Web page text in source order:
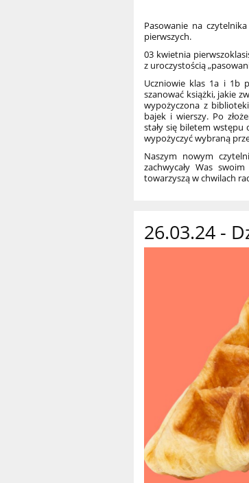
Pasowanie na
pierwszych.
03 kwietnia
z uroczystością
Uczniowie klas 1a i 1b
szanować książki, jakie
wypożyczona z
bajek i wierszy. Po
stały się biletem wstępu
wypożyczyć wybraną
Naszym nowym
zachwycały Was
towarzyszą w chwilach
26.03.24 -